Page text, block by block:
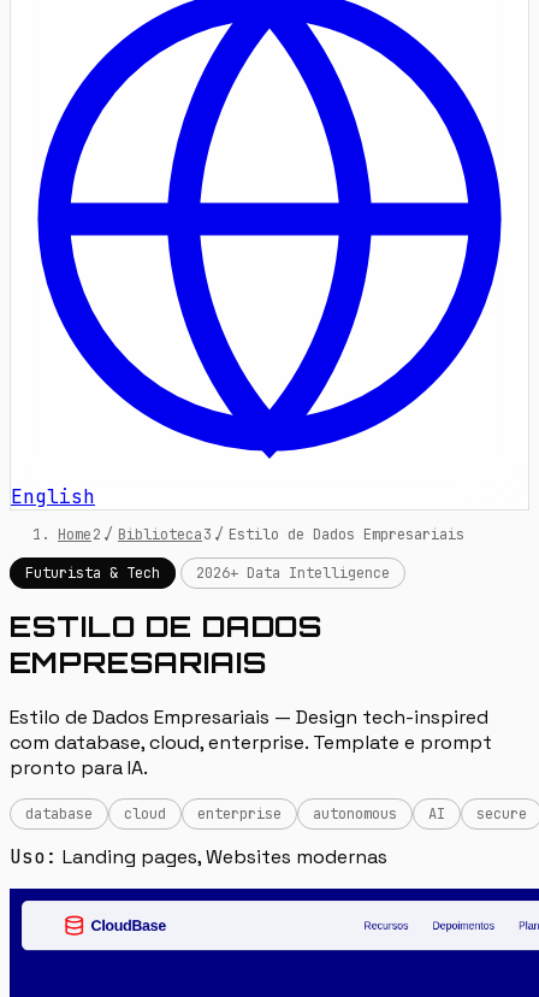
English
Home / Biblioteca / Estilo de Dados Empresariais
Futurista & Tech
2026+ Data Intelligence
ESTILO DE DADOS
EMPRESARIAIS
Estilo de Dados Empresariais — Design tech-inspired
com database, cloud, enterprise. Template e prompt
pronto para IA.
database cloud enterprise autonomous AI secure
Uso: Landing pages, Websites modernas